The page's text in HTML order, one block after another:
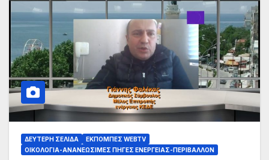
ΔΕΎΤΕΡΗ ΣΕΛΊΔΑ
ΕΚΠΟΜΠΈΣ WEBTV
ΟΙΚΟΛΟΓΊΑ-ΑΝΑΝΕΏΣΙΜΕΣ ΠΗΓΈΣ ΕΝΈΡΓΕΙΑΣ-ΠΕΡΙΒΆΛΛΟΝ